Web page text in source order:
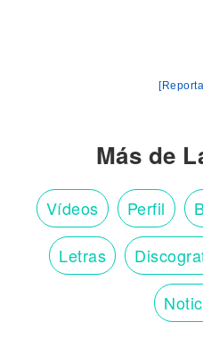
Más de
Vídeos Perfil
Letras